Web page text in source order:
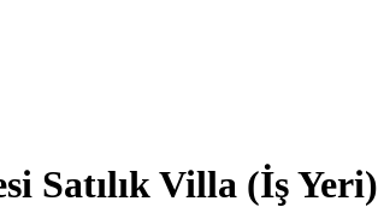
Satılık Villa (İş Yeri)